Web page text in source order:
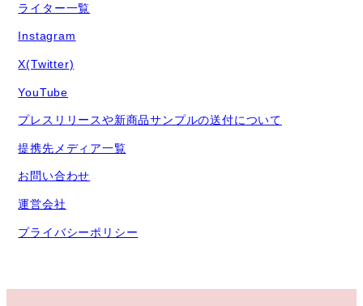
ライター一覧
Instagram
X(Twitter)
YouTube
プレスリリースや新商品サンプルの送付について
提携先メディア一覧
お問い合わせ
運営会社
プライバシーポリシー